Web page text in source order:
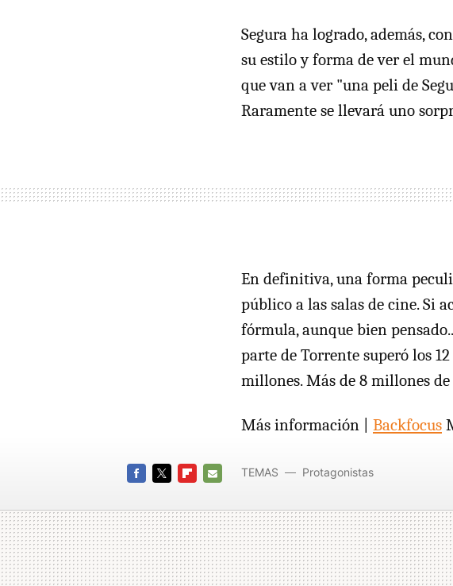
Segura ha logrado, además,
su estilo y forma de ver el
que van a ver "una peli de
Raramente se llevará uno
En definitiva, una forma
público a las salas de cine. Si
fórmula, aunque bien
parte de Torrente superó los
millones. Más de 8 millones de
Más información | Backfocus
MAIL
TEMAS Protagonistas